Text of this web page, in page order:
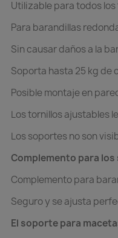
Utilizable para todos los
Para barandillas
Sin causar daños a la
Soporta hasta 25 kg de
Posible montaje en
Los tornillos ajustables
Los soportes no son
Complemento para los
Complemento para
Seguro y se ajusta
El soporte para